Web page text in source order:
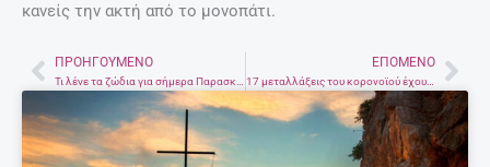
κανείς την ακτή από το μονοπάτι.
Prev
ΠΡΟΗΓΟΎΜΕΝΟ ΕΠΌΜΕΝΟ
17 μεταλλάξεις του κορονοϊού έχουν εντοπίσει επιστήμονες